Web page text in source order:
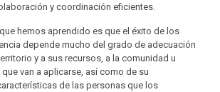
y coordinación eficientes.
hemos aprendido es que el éxito de los
depende mucho del grado de adecuación
y a sus recursos, a la comunidad u
van a aplicarse, así como de su
de las personas que los